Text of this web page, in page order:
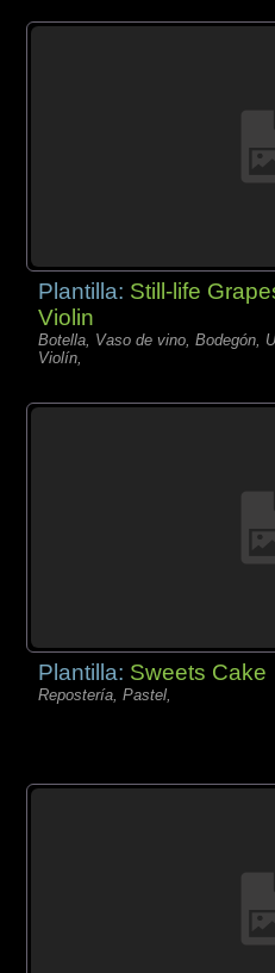
Plantilla: Still-life
Violin
Botella, Vaso de vino, Bodegón,
Violín,
Plantilla: Sweets Cake
Repostería, Pastel,